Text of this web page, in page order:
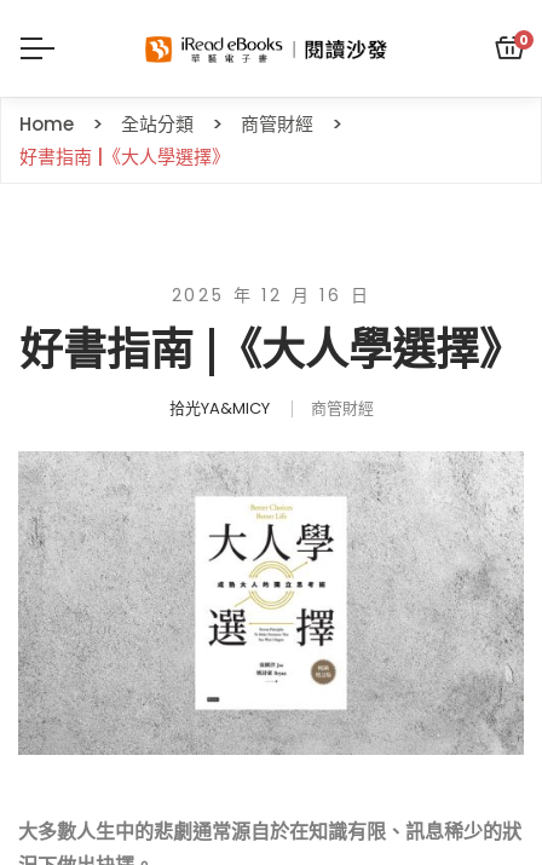
0
Home 全站分類
商管財經
好書指南 |《大人學選擇》
2025 年 12 月 16 日
好書指南 |《大人學選擇》
拾光YA&MICY 商管財經
大多數人生中的悲劇通常源自於在知識有限、訊息稀少的狀